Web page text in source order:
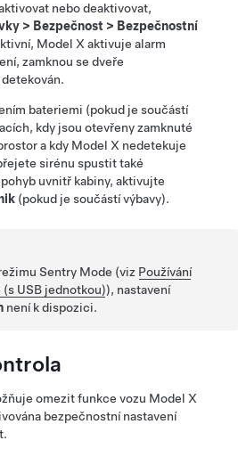
nebo deaktivovat,
> Bezpečnost > Bezpečnostní
Model X aktivuje alarm
zamknou se dveře
bateriemi (pokud je součástí
kdy jsou otevřeny zamknuté
a kdy Model X nedetekuje
sirénu spustit také
uvnitř kabiny, aktivujte
(pokud je součástí výbavy).
Sentry Mode (viz Používání
USB jednotkou)), nastavení
není k dispozici.
omezit funkce vozu Model X
bezpečnostní nastavení